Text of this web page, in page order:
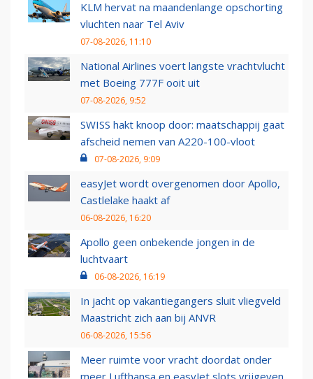
KLM hervat na maandenlange opschorting
vluchten naar Tel Aviv
07-08-2026, 11:10
National Airlines voert langste vrachtvlucht
met Boeing 777F ooit uit
07-08-2026, 9:52
SWISS hakt knoop door: maatschappij gaat
afscheid nemen van A220-100-vloot
07-08-2026, 9:09
easyJet wordt overgenomen door Apollo,
Castlelake haakt af
06-08-2026, 16:20
Apollo geen onbekende jongen in de
luchtvaart
06-08-2026, 16:19
In jacht op vakantiegangers sluit vliegveld
Maastricht zich aan bij ANVR
06-08-2026, 15:56
Meer ruimte voor vracht doordat onder